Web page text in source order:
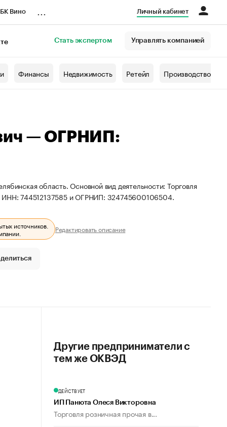
Вино Личный кабинет
Стать экспертом Управлять компанией
Финансы Недвижимость Ретейл Производство
— ОГРНИП:
область. Основной вид деятельности: Торговля
ИНН: 744512137585 и ОГРНИП: 324745600106504.
источников.
Редактировать описание
Другие предприниматели с
тем же ОКВЭД
ДЕЙСТВУЕТ
ИП Панюта Олеся Викторовна
Торговля розничная прочая в...